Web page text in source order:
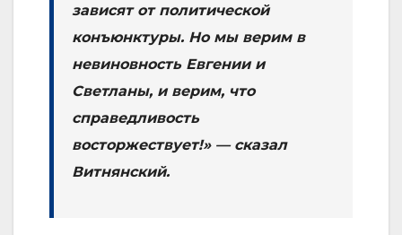
зависят от политической
конъюнктуры. Но мы верим в
невиновность Евгении и
Светланы, и верим, что
справедливость
восторжествует!» — сказал
Витнянский.